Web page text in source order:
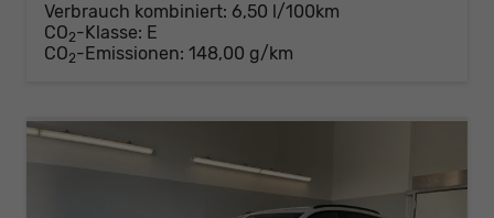
Verbrauch kombiniert: 6,50 l/100km
CO2-Klasse: E
CO2-Emissionen: 148,00 g/km